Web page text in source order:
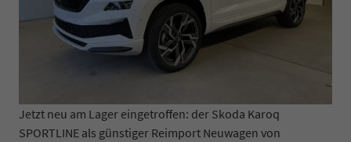
Jetzt neu am Lager eingetroffen: der Skoda Karoq
SPORTLINE als günstiger Reimport Neuwagen von